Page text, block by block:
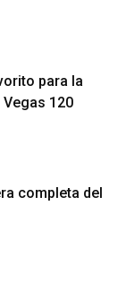
para la
Vegas 120
completa del